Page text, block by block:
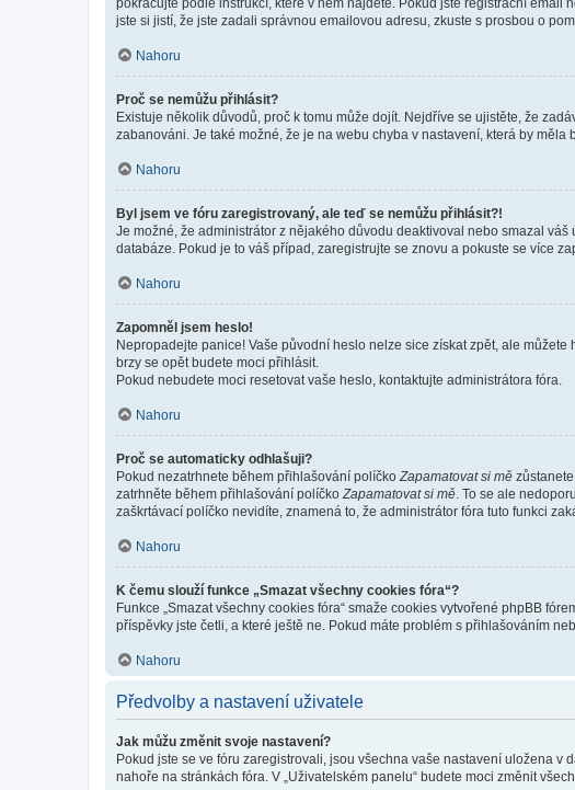
pokračujte podle instrukcí, které v něm najdete. Pokud jste registrační email
jste si jistí, že jste zadali správnou emailovou adresu, zkuste s prosbou o
Nahoru
Proč se nemůžu přihlásit?
Existuje několik důvodů, proč k tomu může dojít. Nejdříve se ujistěte, že
zabanováni. Je také možné, že je na webu chyba v nastavení, která by měla
Nahoru
Byl jsem ve fóru zaregistrovaný, ale teď se nemůžu přihlásit?!
Je možné, že administrátor z nějakého důvodu deaktivoval nebo smazal
databáze. Pokud je to váš případ, zaregistrujte se znovu a pokuste se více
Nahoru
Zapomněl jsem heslo!
Nepropadejte panice! Vaše původní heslo nelze sice získat zpět, ale
brzy se opět budete moci přihlásit.
Pokud nebudete moci resetovat vaše heslo, kontaktujte administrátora fóra.
Nahoru
Proč se automaticky odhlašuji?
Pokud nezatrhnete během přihlašování políčkoZapamatovat si mě
zatrhněte během přihlašování políčkoZapamatovat si mě. To se ale
zaškrtávací políčko nevidíte, znamená to, že administrátor fóra tuto funkci
Nahoru
K čemu slouží funkce „Smazat všechny cookies fóra“?
Funkce „Smazat všechny cookies fóra“ smaže cookies vytvořené phpBB
příspěvky jste četli, a které ještě ne. Pokud máte problém s přihlašováním
Nahoru
Předvolby a nastavení uživatele
Jak můžu změnit svoje nastavení?
Pokud jste se ve fóru zaregistrovali, jsou všechna vaše nastavení uložena
nahoře na stránkách fóra. V „Uživatelském panelu“ budete moci změnit